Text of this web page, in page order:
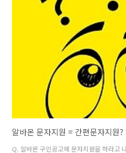
알바몬 문자지원 = 간편문자지원?
Q. 알바몬 구인공고에 문자지원을 하라고